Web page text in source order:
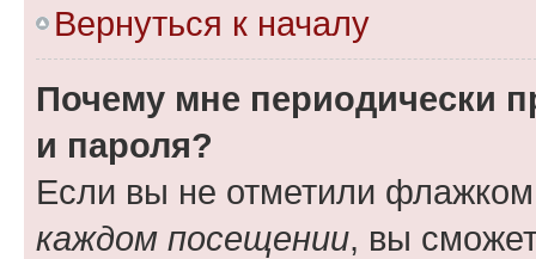
Вернуться к началу
Почему мне периодически
и пароля?
Если вы не отметили
каждом посещении, вы